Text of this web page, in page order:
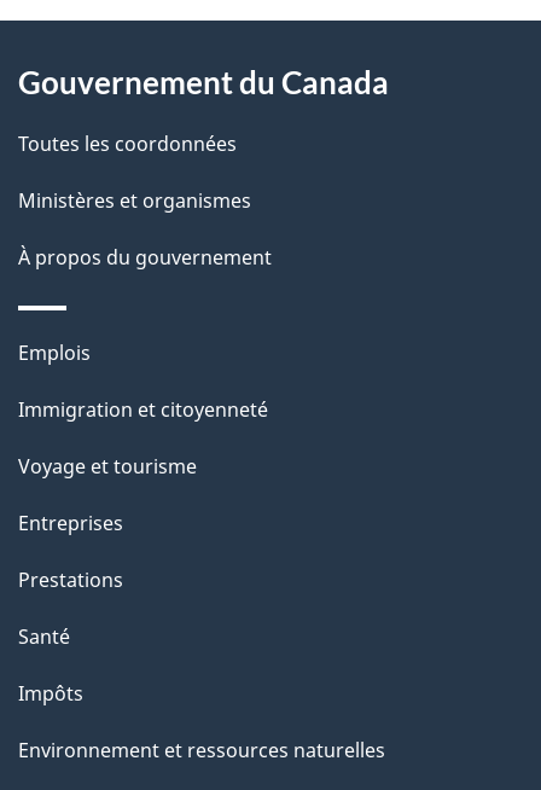
i
l
s
d
e
l
a
p
a
g
e
propos
de
ce
site
Gouvernement du Canada
Toutes les coordonnées
Ministères et organismes
À propos du gouvernement
Thèmes
sujets
Emplois
Immigration et citoyenneté
Voyage et tourisme
Entreprises
Prestations
Santé
Impôts
Environnement et ressources naturelles